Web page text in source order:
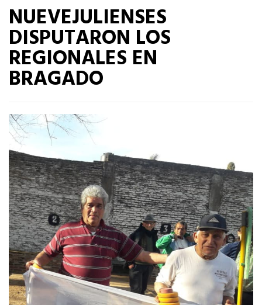
NUEVEJULIENSES
DISPUTARON LOS
REGIONALES EN
BRAGADO